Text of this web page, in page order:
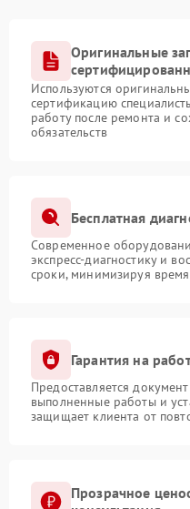
Оригинальные
Используются
сертификацию
работу после ремонта и
обязательств
Бесплатная
Современное
экспресс-диагностику и
сроки, минимизируя время
Гарантия на
Предоставляется
выполненные работы и
защищает клиента от
Прозрачное